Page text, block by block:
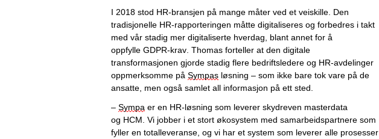
I 2018 stod HR-bransjen på mange måter ved et veiskille. Den
tradisjonelle HR-rapporteringen måtte digitaliseres og forbedres i takt
med vår stadig mer digitaliserte hverdag, blant annet for å
oppfylle GDPR-krav. Thomas forteller at den digitale
transformasjonen gjorde stadig flere bedriftsledere og HR-avdelinger
oppmerksomme på Sympas løsning – som ikke bare tok vare på de
ansatte, men også samlet all informasjon på ett sted.
– Sympa er en HR-løsning som leverer skydreven masterdata
og HCM . Vi jobber i et stort økosystem med samarbeidspartnere som
fyller en totalleveranse, og vi har et system som leverer alle prosesser